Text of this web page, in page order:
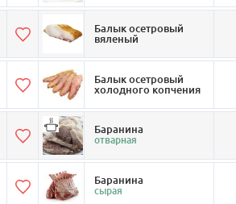
Балык осетровый
вяленый
Балык осетровый
холодного копчения
Баранина
отварная
Баранина
сырая